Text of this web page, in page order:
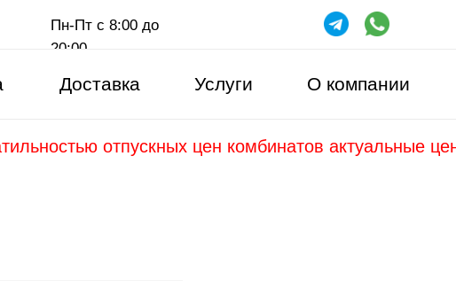
Пн-Пт с 8:00 до
20:00
Доставка Услуги О компании
отпускных цен комбинатов актуальные